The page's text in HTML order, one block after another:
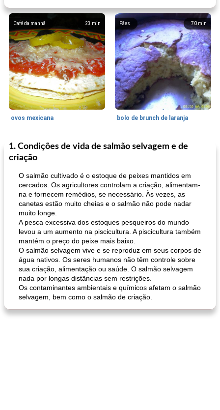
23 min
Café da manhã
ovos mexicana
70 min
Pães
bolo de brunch de laranja
130 min
Pães De Fermento
pão plano (out)
Vegetal
1. Condições de vida de salmão selvagem e de
criação
O salmão cultivado é o estoque de peixes mantidos em
cercados. Os agricultores controlam a criação, alimentam-
na e fornecem remédios, se necessário. Às vezes, as
canetas estão muito cheias e o salmão não pode nadar
muito longe.
A pesca excessiva dos estoques pesqueiros do mundo
levou a um aumento na piscicultura. A piscicultura também
mantém o preço do peixe mais baixo.
O salmão selvagem vive e se reproduz em seus corpos de
água nativos. Os seres humanos não têm controle sobre
sua criação, alimentação ou saúde. O salmão selvagem
nada por longas distâncias sem restrições.
Os contaminantes ambientais e químicos afetam o salmão
selvagem, bem como o salmão de criação.